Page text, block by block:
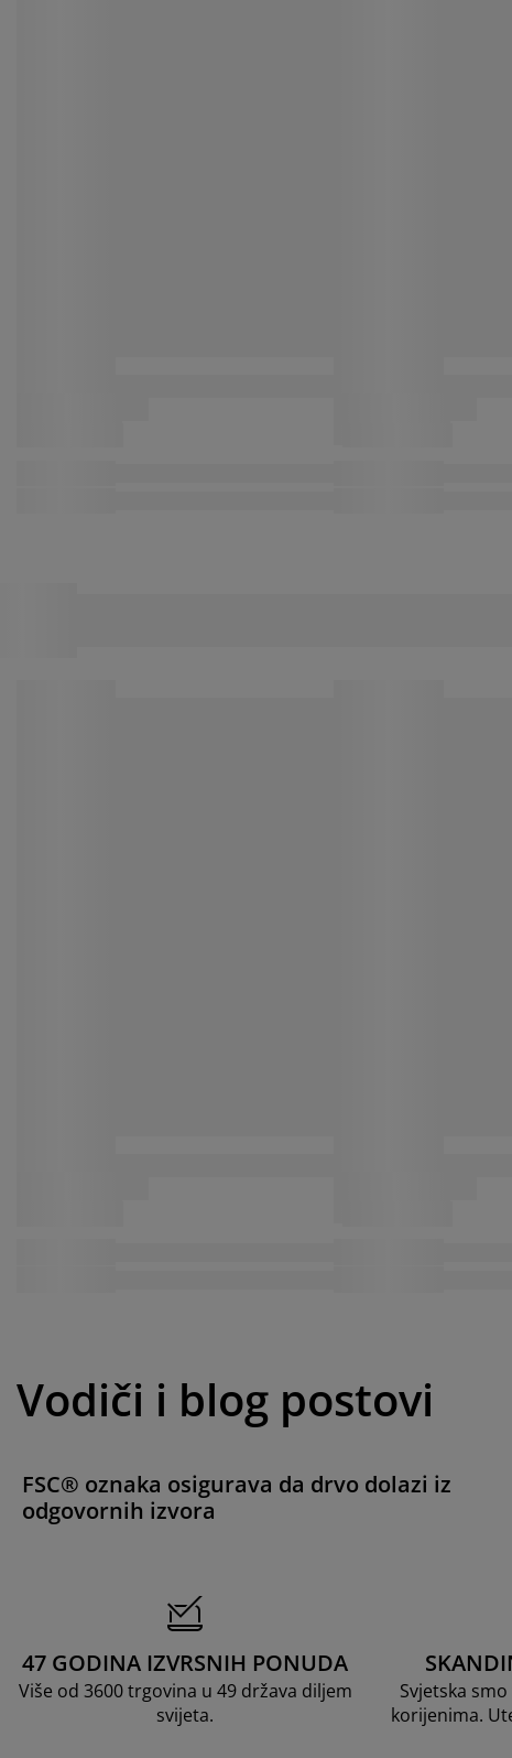
Vodiči i blog postovi
FSC® oznaka osigurava da drvo dolazi iz
odgovornih izvora
47 GODINA IZVRSNIH PONUDA
Više od 3600 trgovina u 49 država diljem
svijeta.
Svjetska
korijenima.